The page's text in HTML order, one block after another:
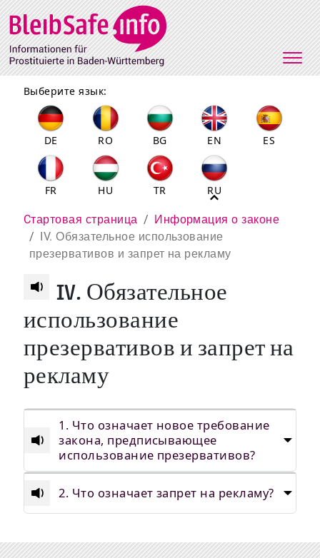
Direkt zum Inhalt
Выберите язык:
DE RO BG EN ES
FR HU TR RU
Pfadnavigation
Cтартовая страница
Информация о законе
IV. Обязательное использование
презервативов и запрет на рекламу
IV. Обязательное
использование
презервативов и запрет на
рекламу
1. Что означает новое требование
закона, предписывающее
использование презервативов?
2. Что означает запрет на рекламу?